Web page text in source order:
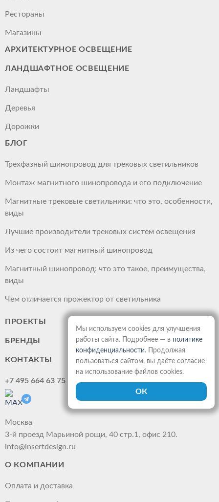
Рестораны
Магазины
АРХИТЕКТУРНОЕ ОСВЕЩЕНИЕ
ЛАНДШАФТНОЕ ОСВЕЩЕНИЕ
Ландшафты
Деревья
Дорожки
БЛОГ
Трехфазный шинопровод для трековых светильников
Монтаж магнитного шинопровода и его подключение
Магнитные трековые светильники: что это, особенности,
виды
Лучшие производители трековых систем освещения
Из чего состоит магнитный шинопровод
Магнитный шинопровод: что это такое, преимущества,
виды
Чем отличается прожектор от светильника
ПРОЕКТЫ
БРЕНДЫ
КОНТАКТЫ
+7 495 664 63 75
Москва
3-й проезд Марьиной рощи, 40 стр.1, офис 210.
info@insertdesign.ru
О КОМПАНИИ
Оплата и доставка
Мы используем cookies для улучшения
работы сайта. Подробнее — в политике
конфиденциальности. Продолжая
пользоваться сайтом, вы даёте согласие
на использование файлов cookies.